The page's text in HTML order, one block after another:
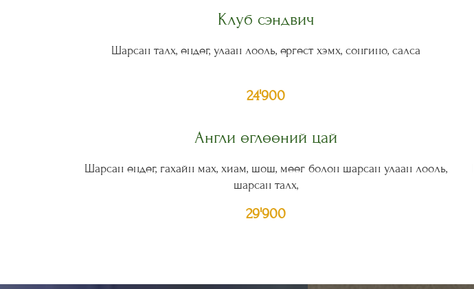
Клуб сэндвич
Шарсан талх, өндөг, улаан лооль, өргөст хэмх, сонгино, салса
24'900
Англи өглөөний цай
Шарсан өндөг, гахайн мах, хиам, шош, мөөг болон шарсан улаан лооль,
шарсан талх,
29'900